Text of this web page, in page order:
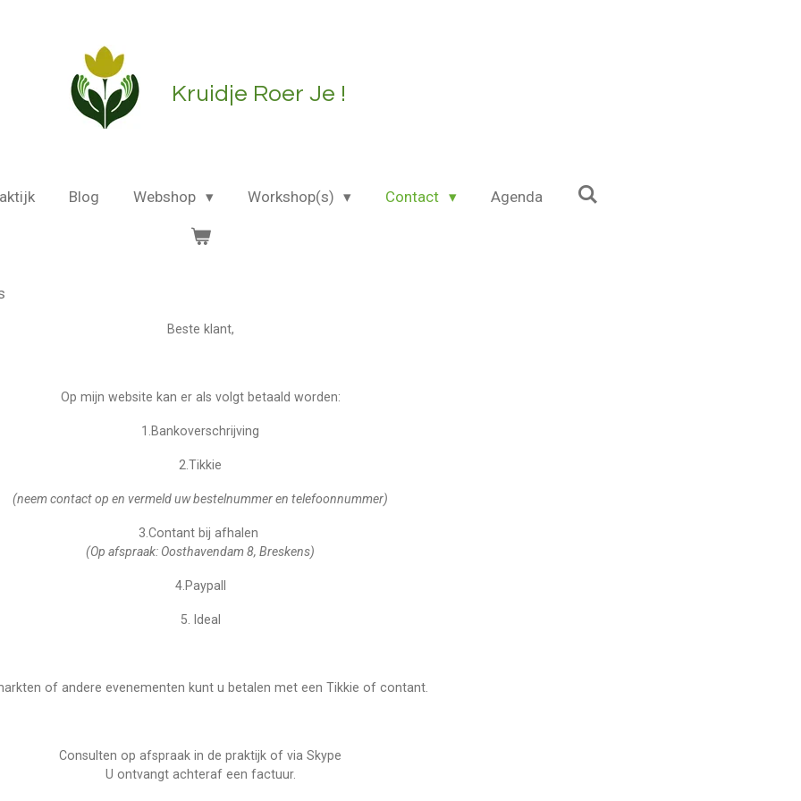
Kruidje Roer Je !
Blog Webshop Workshop(s) Contact Agenda
Beste klant,
Op mijn website kan er als volgt betaald worden:
1.Bankoverschrijving
2.Tikkie
(neem contact op en vermeld uw bestelnummer en telefoonnummer)
3.Contant bij afhalen
(Op afspraak: Oosthavendam 8, Breskens)
4.Paypall
5. Ideal
of andere evenementen kunt u betalen met een Tikkie of contant.
Consulten op afspraak in de praktijk of via Skype
U ontvangt achteraf een factuur.